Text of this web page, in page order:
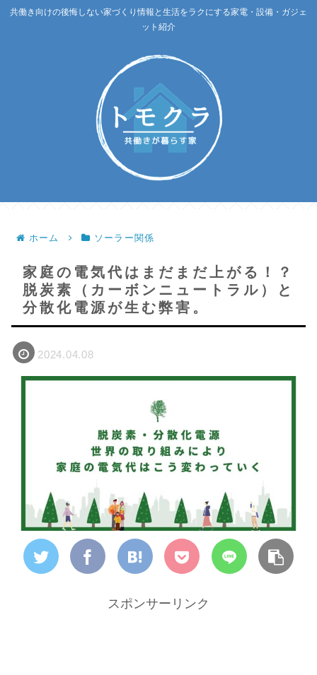
共働き向けの後悔しない家づくり情報と生活をラクにする家電・設備・ガジェ
ット紹介
ホーム ソーラー関係
家庭の電気代はまだまだ上がる！？
脱炭素（カーボンニュートラル）と
分散化電源が生む弊害。
2024.04.08
スポンサーリンク